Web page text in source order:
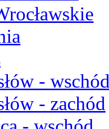
-
- zachód